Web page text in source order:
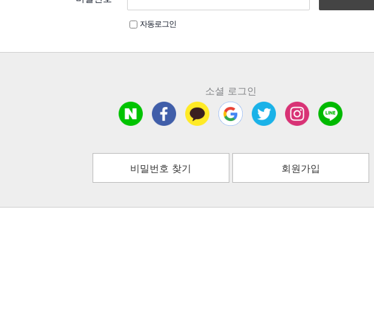
자동로그인
소셜 로그인
비밀번호 찾기 회원가입